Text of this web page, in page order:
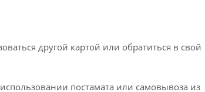
другой картой или обратиться в свой
постамата или самовывоза из